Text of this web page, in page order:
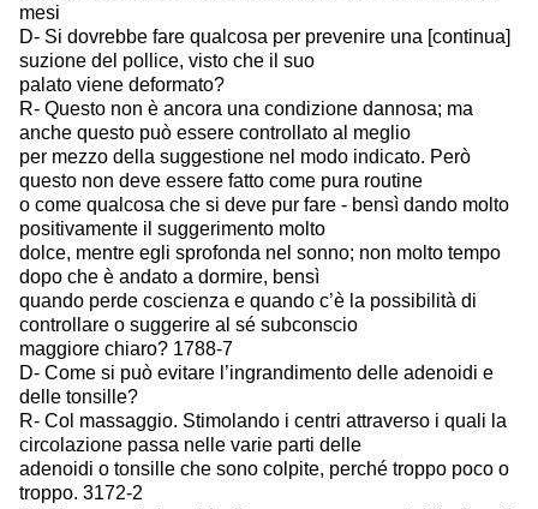
mesi
D- Si dovrebbe fare qualcosa per prevenire una [continua]
suzione del pollice, visto che il suo
palato viene deformato?
R- Questo non è ancora una condizione dannosa; ma
anche questo può essere controllato al meglio
per mezzo della suggestione nel modo indicato. Però
questo non deve essere fatto come pura routine
o come qualcosa che si deve pur fare - bensì dando molto
positivamente il suggerimento molto
dolce, mentre egli sprofonda nel sonno; non molto tempo
dopo che è andato a dormire, bensì
quando perde coscienza e quando c’è la possibilità di
controllare o suggerire al sé subconscio
maggiore chiaro? 1788-7
D- Come si può evitare l’ingrandimento delle adenoidi e
delle tonsille?
R- Col massaggio. Stimolando i centri attraverso i quali la
circolazione passa nelle varie parti delle
adenoidi o tonsille che sono colpite, perché troppo poco o
troppo. 3172-2